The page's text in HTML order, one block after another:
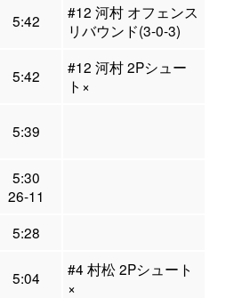
5:42
#12 河村 オフェンス
リバウンド(3-0-3)
5:42
#12 河村 2Pシュー
ト×
5:39
5:30
26-11
5:28
5:04
#4 村松 2Pシュート
×